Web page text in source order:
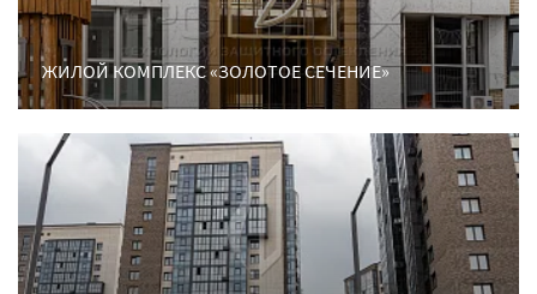
ЖИЛОЙ КОМПЛЕКС «ЗОЛОТОЕ СЕЧЕНИЕ»